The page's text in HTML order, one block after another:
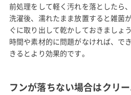
前処理をして軽く汚れを落としたら
洗濯後、濡れたまま放置すると雑菌
ぐに取り出して乾かしておきましょう
時間や素材的に問題がなければ、で
きるとより効果的です。
フンが落ちない場合はクリ